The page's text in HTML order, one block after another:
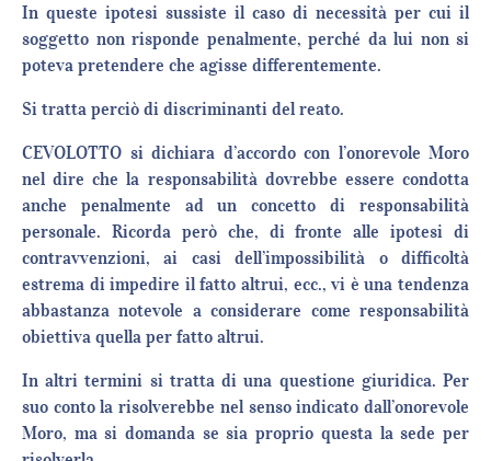
In queste ipotesi sussiste il caso di necessità per cui il
soggetto non risponde penalmente, perché da lui non si
poteva pretendere che agisse differentemente.
Si tratta perciò di discriminanti del reato.
CEVOLOTTO si dichiara d’accordo con l’onorevole Moro
nel dire che la responsabilità dovrebbe essere condotta
anche penalmente ad un concetto di responsabilità
personale. Ricorda però che, di fronte alle ipotesi di
contravvenzioni, ai casi dell’impossibilità o difficoltà
estrema di impedire il fatto altrui, ecc., vi è una tendenza
abbastanza notevole a considerare come responsabilità
obiettiva quella per fatto altrui.
In altri termini si tratta di una questione giuridica. Per
suo conto la risolverebbe nel senso indicato dall’onorevole
Moro, ma si domanda se sia proprio questa la sede per